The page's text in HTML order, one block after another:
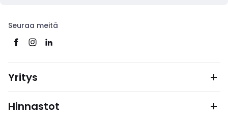
Seuraa meitä
Yritys
Hinnastot